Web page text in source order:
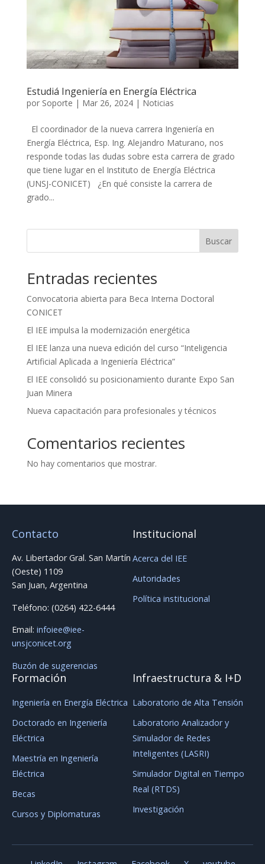
Estudiá Ingeniería en Energía Eléctrica
por Soporte | Mar 26, 2024| Noticias
El coordinador de la nueva carrera Ingeniería en
Energía Eléctrica, Esp. Ing. Alejandro Maturano, nos
responde todas las dudas sobre esta carrera de grado
que tiene lugar en el Instituto de Energía Eléctrica
(UNSJ-CONICET) ¿En qué consiste la carrera de
grado...
Buscar
Entradas recientes
Convocatoria abierta para Beca Interna Doctoral
CONICET
El IEE impulsa la modernización energética
El IEE lanza una nueva edición del curso “Inteligencia
Artificial Aplicada a Ingeniería Eléctrica”
El IEE consolidó su posicionamiento durante Expo San
Juan Minera
Nueva capacitación para profesionales y técnicos
Comentarios recientes
No hay comentarios que mostrar.
Contacto
Av. Libertador Gral. San Martín
(Oeste) 1109
San Juan, Argentina
Teléfono: (0264) 422-6444
Email: infoiee@iee-
unsjconicet.org
Buzón de sugerencias
Institucional
Acerca del IEE
Autoridades
Política institucional
Formación
Ingeniería en Energía Eléctrica
Doctorado en Ingeniería
Eléctrica
Maestría en Ingeniería
Eléctrica
Becas
Cursos y Diplomaturas
Infraestructura & I+D
Laboratorio de Alta Tensión
Laboratorio Analizador y
Simulador de Redes
Inteligentes (LASRI)
Simulador Digital en Tiempo
Real (RTDS)
Investigación